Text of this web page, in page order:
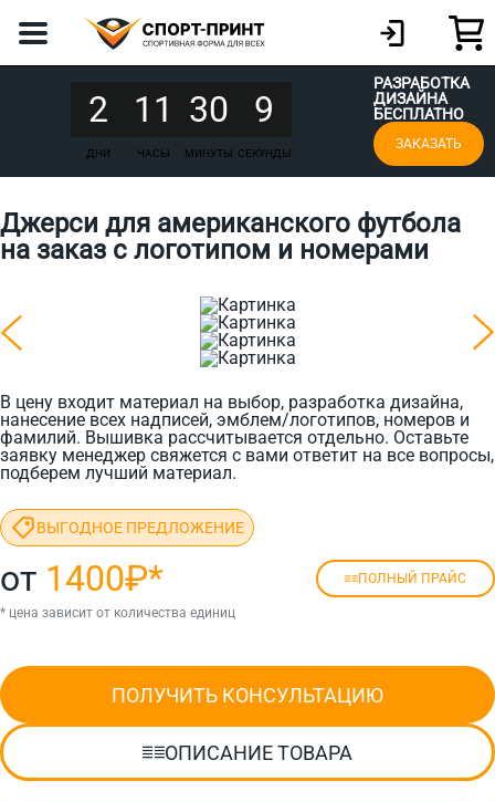
2
ДНИ
11
ЧАСЫ
30
МИНУТЫ
9
СЕКУНДЫ
РАЗРАБОТКА
ДИЗАЙНА
БЕСПЛАТНО
ЗАКАЗАТЬ
Джерси для американского футбола
на заказ с логотипом и номерами
В цену входит материал на выбор, разработка дизайна,
нанесение всех надписей, эмблем/логотипов, номеров и
фамилий. Вышивка рассчитывается отдельно. Оставьте
заявку менеджер свяжется с вами ответит на все вопросы,
подберем лучший материал.
ВЫГОДНОЕ ПРЕДЛОЖЕНИЕ
от 1400₽* ПОЛНЫЙ ПРАЙС
* цена зависит от количества единиц
ПОЛУЧИТЬ КОНСУЛЬТАЦИЮ
ОПИСАНИЕ ТОВАРА